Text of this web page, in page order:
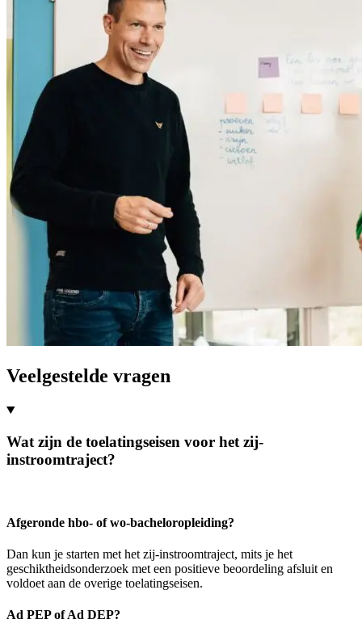
Veelgestelde vragen
Wat zijn de toelatingseisen voor het zij-
instroomtraject?
Afgeronde hbo- of wo-bacheloropleiding?
Dan kun je starten met het zij-instroomtraject, mits je het
geschiktheidsonderzoek met een positieve beoordeling afsluit en
voldoet aan de overige toelatingseisen.
Ad PEP of Ad DEP?